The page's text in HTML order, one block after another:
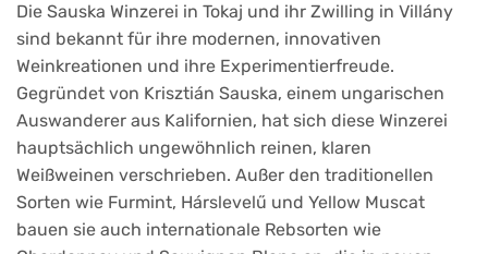
Die Sauska Winzerei in Tokaj und ihr Zwilling in Villány
sind bekannt für ihre modernen, innovativen
Weinkreationen und ihre Experimentierfreude.
Gegründet von Krisztián Sauska, einem ungarischen
Auswanderer aus Kalifornien, hat sich diese Winzerei
hauptsächlich ungewöhnlich reinen, klaren
Weißweinen verschrieben. Außer den traditionellen
Sorten wie Furmint, Hárslevelű und Yellow Muscat
bauen sie auch internationale Rebsorten wie